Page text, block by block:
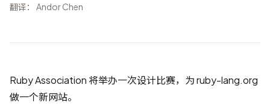
翻译： Andor Chen
Ruby Association 将举办一次设计比赛，为 ruby-lang.org
做一个新网站。